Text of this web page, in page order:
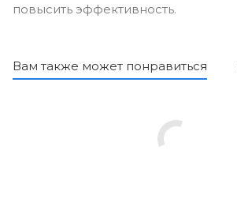
повысить эффективность.
Вам также может понравиться